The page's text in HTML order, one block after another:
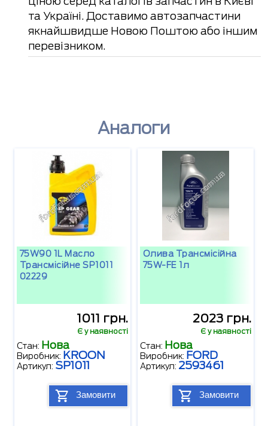
та Україні. Доставимо автозапчастини
якнайшвидше Новою Поштою або іншим
перевізником.
Аналоги
75W90 1L Масло
Трансмісійне SP1011
02229
1011 грн.
Є у наявності
Стан: Нова
Виробник: KROON
Артикул: SP1011
Замовити
Олива Трансмісійна
75W-FE 1л
2023 грн.
Є у наявності
Стан: Нова
Виробник: FORD
Артикул: 2593461
Замовити